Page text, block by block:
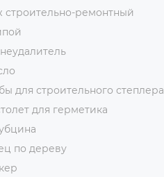
строительно-ремонтный
для строительного степлера
для герметика
по дереву